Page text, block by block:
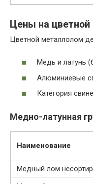
Цены на
Цветной металлолом
Медь и латунь
Алюминиевые
Категория
Медно-латунная
Наименование
Медный лом